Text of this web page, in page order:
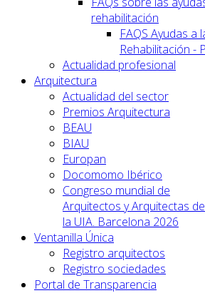
rehabilitación
FAQS Ayudas a
Rehabilitación -
Actualidad profesional
Arquitectura
Actualidad del sector
Premios Arquitectura
BEAU
BIAU
Europan
Docomomo Ibérico
Congreso mundial de
Arquitectos y Arquitectas de
la UIA. Barcelona 2026
Ventanilla Única
Registro arquitectos
Registro sociedades
Portal de Transparencia